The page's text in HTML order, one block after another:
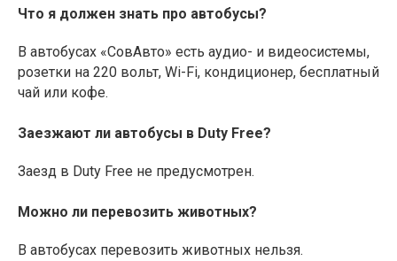
Что я должен знать про автобусы?
В автобусах «СовАвто» есть аудио- и видеосистемы,
розетки на 220 вольт, Wi-Fi, кондиционер, бесплатный
чай или кофе.
Заезжают ли автобусы в Duty Free?
Заезд в Duty Free не предусмотрен.
Можно ли перевозить животных?
В автобусах перевозить животных нельзя.